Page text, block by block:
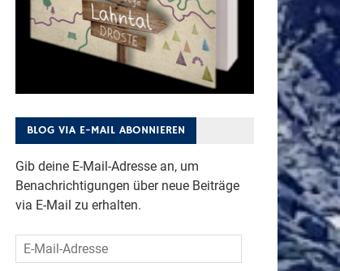
BLOG VIA E-MAIL ABONNIEREN
Gib deine E-Mail-Adresse an, um
Benachrichtigungen über neue Beiträge
via E-Mail zu erhalten.
E-
Mail-